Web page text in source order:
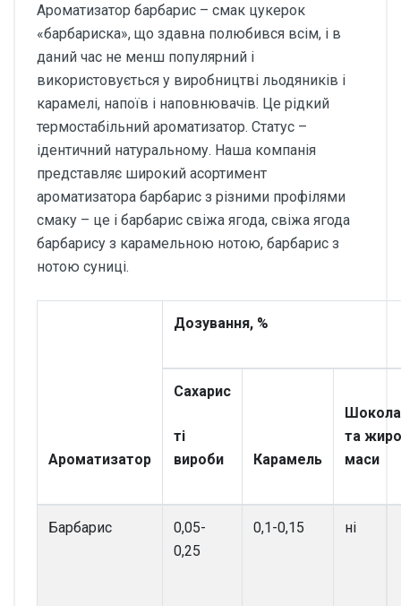
Ароматизатор барбарис – смак цукерок
«барбариска», що здавна полюбився всім, і в
даний час не менш популярний і
використовується у виробництві льодяників і
карамелі, напоїв і наповнювачів. Це рідкий
термостабільний ароматизатор. Статус –
ідентичний натуральному. Наша компанія
представляє широкий асортимент
ароматизатора барбарис з різними профілями
смаку – це і барбарис свіжа ягода, свіжа ягода
барбарису з карамельною нотою, барбарис з
нотою суниці.
Ароматизатор
Дозування, %
Сахарис
ті
вироби
Карамель
та
маси
Барбарис
0,05-
0,25
0,1-0,15 ні